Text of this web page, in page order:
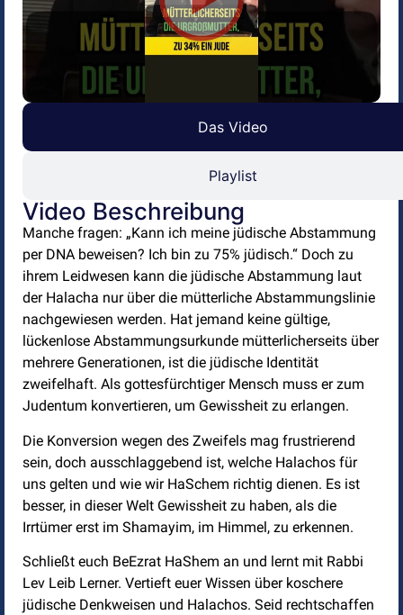
Das Video
Playlist
Video Beschreibung
Manche fragen: „Kann ich meine jüdische Abstammung
per DNA beweisen? Ich bin zu 75% jüdisch.“ Doch zu
ihrem Leidwesen kann die jüdische Abstammung laut
der Halacha nur über die mütterliche Abstammungslinie
nachgewiesen werden. Hat jemand keine gültige,
lückenlose Abstammungsurkunde mütterlicherseits über
mehrere Generationen, ist die jüdische Identität
zweifelhaft. Als gottesfürchtiger Mensch muss er zum
Judentum konvertieren, um Gewissheit zu erlangen.
Die Konversion wegen des Zweifels mag frustrierend
sein, doch ausschlaggebend ist, welche Halachos für
uns gelten und wie wir HaSchem richtig dienen. Es ist
besser, in dieser Welt Gewissheit zu haben, als die
Irrtümer erst im Shamayim, im Himmel, zu erkennen.
Schließt euch BeEzrat HaShem an und lernt mit Rabbi
Lev Leib Lerner. Vertieft euer Wissen über koschere
jüdische Denkweisen und Halachos. Seid rechtschaffen